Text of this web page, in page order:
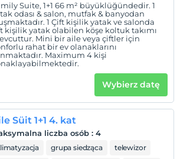
Suite, 1+1 66 m² büyüklüğündedir. 1
odası & salon, mutfak & banyodan
1 Çift kişilik yatak ve salonda
kişilik yatak olabilen köşe koltuk takımı
Mini bir aile veya çiftler için
rahat bir ev olanaklarını
Maximum 4 kişi
Wybierz datę
Süit 1+1 4. kat
liczba osób : 4
grupa siedząca
telewizor